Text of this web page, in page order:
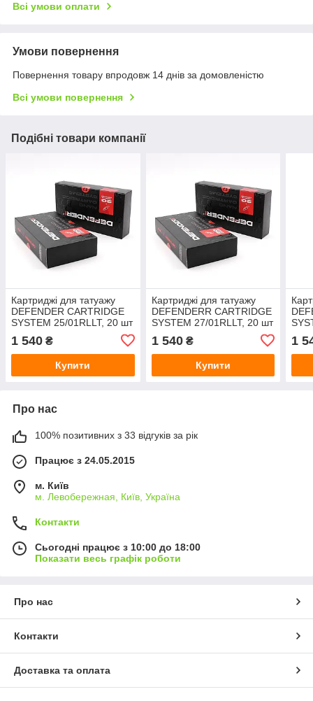
Всі умови оплати
Умови повернення
Повернення товару впродовж 14 днів за домовленістю
Всі умови повернення
Подібні товари компанії
Картриджі для татуажу
DEFENDER CARTRIDGE
SYSTEM 25/01RLLT, 20 шт
1 540 ₴
Купити
Картриджі для татуажу
DEFENDERR CARTRIDGE
SYSTEM 27/01RLLT, 20 шт
1 540₴
Купити
1
Про нас
100% позитивних з 33 відгуків за рік
Працює з 24.05.2015
м. Київ
м. Левобережная, Київ, Україна
Контакти
Сьогодні працює з 10:00 до 18:00
Показати весь графік роботи
Про нас
Контакти
Доставка та оплата